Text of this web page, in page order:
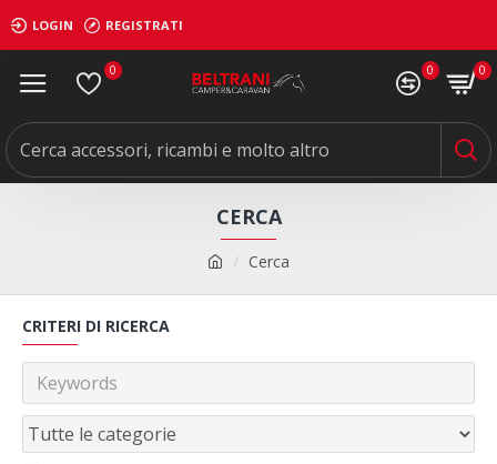
LOGIN REGISTRATI
0 0 0
Cerca
CERCA
CRITERI DI RICERCA